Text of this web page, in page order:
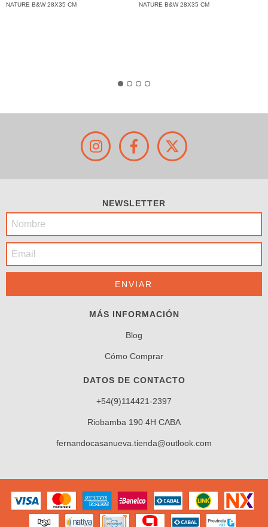
NATURE B&W 28X35 CM NATURE B&W 28X35 CM
NEWSLETTER
MÁS INFORMACIÓN
Blog
Cómo Comprar
DATOS DE CONTACTO
+54(9)114421-2397
Riobamba 190 4H CABA
fernandocasanueva.tienda@outlook.com